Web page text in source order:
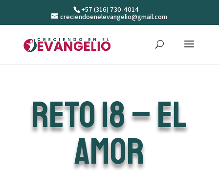
+57 (316) 730-4014
creciendoenelevangelio@gmail.com
Reto 18 – El
amor